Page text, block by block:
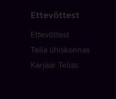
Ettevõttest
Ettevõttest
Telia ühiskonnas
Karjäär Telias